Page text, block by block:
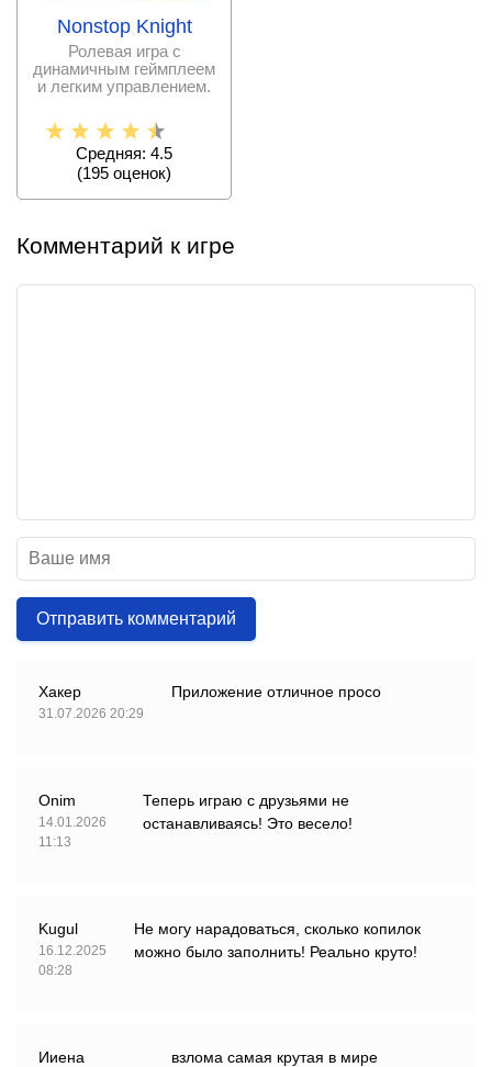
Nonstop Knight
Ролевая игра с
динамичным геймплеем
и легким управлением.
Средняя: 4.5
(195 оценок)
Комментарий к игре
Отправить комментарий
Хакер
31.07.2026 20:29
Приложение отличное просо
Onim
14.01.2026
11:13
Теперь играю с друзьями не
останавливаясь! Это весело!
Kugul
16.12.2025
08:28
Не могу нарадоваться, сколько копилок
можно было заполнить! Реально круто!
Ииена взлома самая крутая в мире